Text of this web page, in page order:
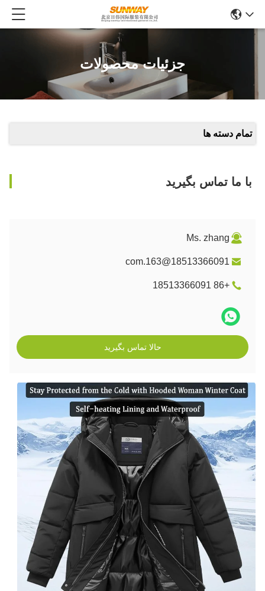
جزئیات محصولات
تمام دسته ها
با ما تماس بگیرید
Ms. zhang
18513366091@163.com
+86 18513366091
حالا تماس بگیرید